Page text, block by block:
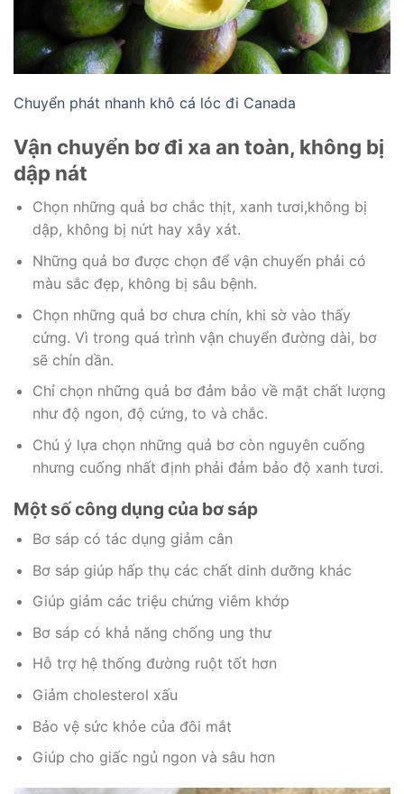
Chuyển phát nhanh khô cá lóc đi Canada
Vận chuyển bơ đi xa an toàn, không bị
dập nát
Chọn những quả bơ chắc thịt, xanh tươi,không bị
dập, không bị nứt hay xây xát.
Những quả bơ được chọn để vận chuyển phải có
màu sắc đẹp, không bị sâu bệnh.
Chọn những quả bơ chưa chín, khi sờ vào thấy
cứng. Vì trong quá trình vận chuyển đường dài, bơ
sẽ chín dần.
Chỉ chọn những quả bơ đảm bảo về mặt chất lượng
như độ ngon, độ cứng, to và chắc.
Chú ý lựa chọn những quả bơ còn nguyên cuống
nhưng cuống nhất định phải đảm bảo độ xanh tươi.
Một số công dụng của bơ sáp
Bơ sáp có tác dụng giảm cân
Bơ sáp giúp hấp thụ các chất dinh dưỡng khác
Giúp giảm các triệu chứng viêm khớp
Bơ sáp có khả năng chống ung thư
Hỗ trợ hệ thống đường ruột tốt hơn
Giảm cholesterol xấu
Bảo vệ sức khỏe của đôi mắt
Giúp cho giấc ngủ ngon và sâu hơn